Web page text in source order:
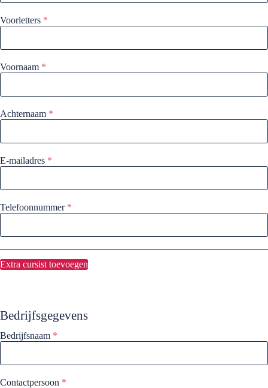
Voorletters *
Voornaam *
Achternaam *
E-mailadres *
Telefoonnummer *
Extra cursist toevoegen
Bedrijfsgegevens
Bedrijfsnaam *
Contactpersoon *